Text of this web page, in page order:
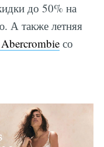
до 50% на
А также летняя
со